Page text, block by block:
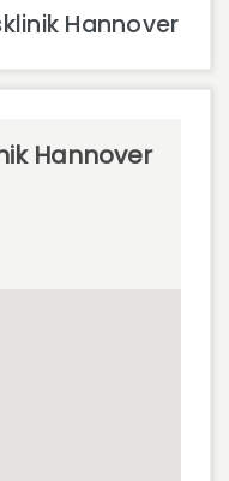
Hannover
Hannover